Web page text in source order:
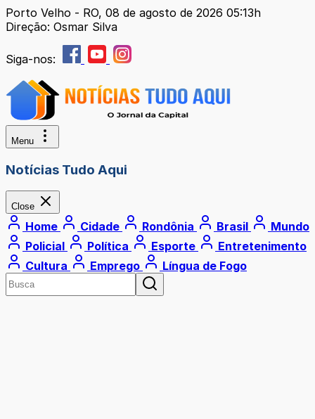
Porto Velho - RO, 08 de agosto de 2026 05:13h
Direção: Osmar Silva
Siga-nos:
Menu
Notícias Tudo Aqui
Close
Home Cidade Rondônia Brasil
Mundo
Policial
Política Esporte
Entretenimento
Cultura
Emprego Língua de Fogo